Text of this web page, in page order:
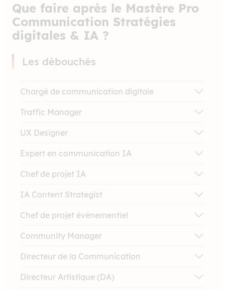
Que faire après le Mastère Pro
Communication Stratégies
digitales & IA ?
Les débouchés
Chargé de communication digitale
Traffic Manager
UX Designer
Expert en communication IA
Chef de projet IA
IA Content Strategist
Chef de projet événementiel
Community Manager
Directeur de la Communication
Directeur Artistique (DA)